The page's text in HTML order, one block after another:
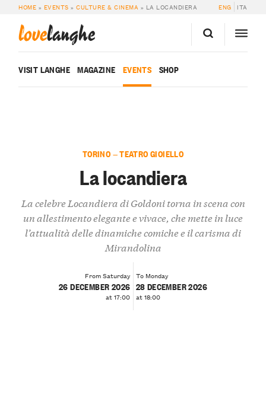
HOME » EVENTS »CULTURE & CINEMA » LA LOCANDIERA ENG ITA
lovelanghe
VISIT LANGHE MAGAZINE EVENTS SHOP
TORINO — TEATRO GIOIELLO
La locandiera
La celebre Locandiera di Goldoni torna in scena con
un allestimento elegante e vivace, che mette in luce
l’attualità delle dinamiche comiche e il carisma di
Mirandolina
From Saturday
26 DECEMBER 2026
at 17:00
To Monday
28 DECEMBER 2026
at 18:00